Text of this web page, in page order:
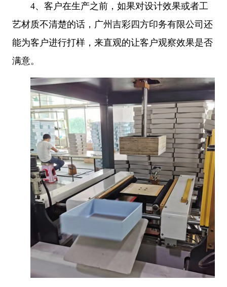
4、 客户在生产之前，如果对设计效果或者工
艺材质不清楚的话，广州吉彩四方印务有限公司还
能为客户进行打样，来直观的让客户观察效果是否
满意。